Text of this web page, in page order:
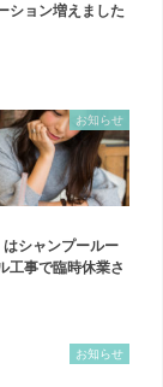
ション増えました
お知らせ
シャンプールー
工事で臨時休業さ
お知らせ